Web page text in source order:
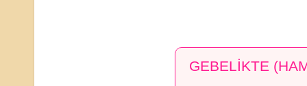
GEBELİKTE